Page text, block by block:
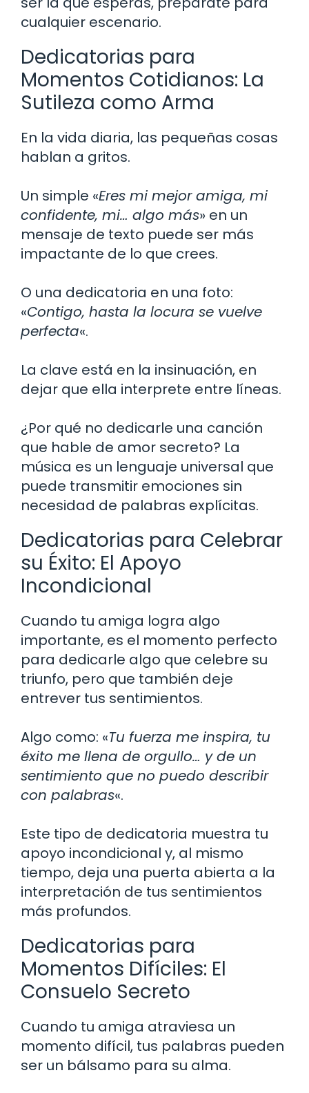
cualquier escenario.
Dedicatorias para
Momentos Cotidianos: La
Sutileza como Arma
En la vida diaria, las pequeñas cosas
hablan a gritos.
Un simple «Eres mi mejor amiga, mi
confidente, mi… algo más» en un
mensaje de texto puede ser más
impactante de lo que crees.
O una dedicatoria en una foto:
«Contigo, hasta la locura se vuelve
perfecta«.
La clave está en la insinuación, en
dejar que ella interprete entre líneas.
¿Por qué no dedicarle una canción
que hable de amor secreto? La
música es un lenguaje universal que
puede transmitir emociones sin
necesidad de palabras explícitas.
Dedicatorias para Celebrar
su Éxito: El Apoyo
Incondicional
Cuando tu amiga logra algo
importante, es el momento perfecto
para dedicarle algo que celebre su
triunfo, pero que también deje
entrever tus sentimientos.
Algo como: «Tu fuerza me inspira, tu
éxito me llena de orgullo… y de un
sentimiento que no puedo describir
con palabras«.
Este tipo de dedicatoria muestra tu
apoyo incondicional y, al mismo
tiempo, deja una puerta abierta a la
interpretación de tus sentimientos
más profundos.
Dedicatorias para
Momentos Difíciles: El
Consuelo Secreto
Cuando tu amiga atraviesa un
momento difícil, tus palabras pueden
ser un bálsamo para su alma.